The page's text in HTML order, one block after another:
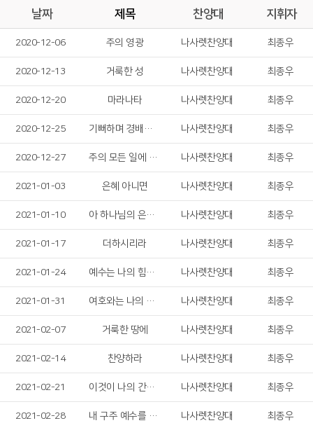
날짜 제목 찬양대 지휘자
2020-12-06 주의 영광 나사렛찬양대 최종우
2020-12-13 거룩한 성 나사렛찬양대 최종우
2020-12-20 마라나타 나사렛찬양대 최종우
2020-12-25 기뻐하며 경배하세 나사렛찬양대 최종우
2020-12-27 주의 모든 일에 감사드리며 나사렛찬양대 최종우
2021-01-03 은혜 아니면 나사렛찬양대 최종우
2021-01-10 아 하나님의 은혜로 나사렛찬양대 최종우
2021-01-17 더하시리라 나사렛찬양대 최종우
2021-01-24 예수는 나의 힘이요 나사렛찬양대 최종우
2021-01-31 여호와는 나의 목자 나사렛찬양대 최종우
2021-02-07 거룩한 땅에 나사렛찬양대 최종우
2021-02-14 찬양하라 나사렛찬양대 최종우
2021-02-21 이것이 나의 간증이요 나사렛찬양대 최종우
2021-02-28 내 구주 예수를 더욱 사랑 나사렛찬양대 최종우